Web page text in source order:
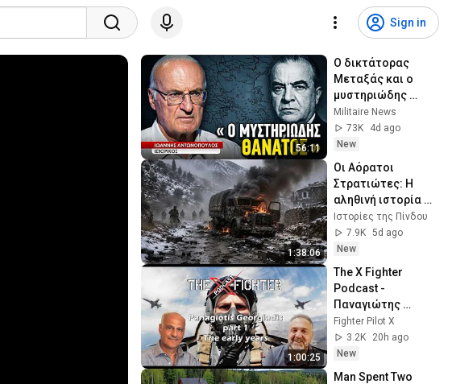
Sign in
56:11
Ο δικτάτορας
Μεταξάς και ο
μυστηριώδης
θάνατος του! Ήταν
δολοφονία;
Ιωάννης
Αντωνόπουλος
Militaire News
73K
4d ago
New
1:38:06
Οι Αόρατοι
Στρατιώτες: Η
αληθινή ιστορία
των ανταρτών-
σκιών
Ιστορίες της Πίνδου
7.9K 5d ago
New
1:00:25
The X Fighter
Podcast -
Παναγιώτης
Γεωργιάδης -
μέρος 1 - Από την
Πολεμική Μοίρα
Fighter Pilot X
3.2K
20h ago
New
Man Spent Two